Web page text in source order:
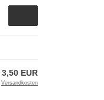
3,50 EUR
Versandkosten